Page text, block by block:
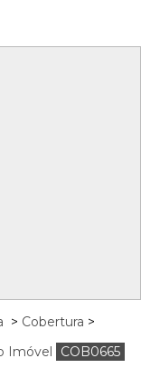
> Cobertura >
Imóvel COB0665